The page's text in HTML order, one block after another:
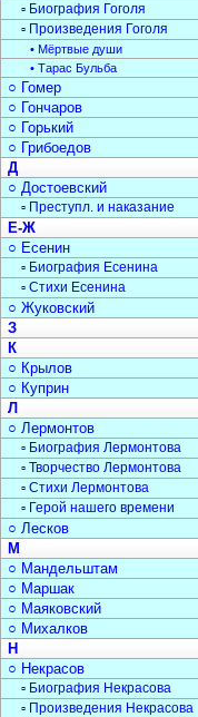
▫ Биография Гоголя
▫ Произведения Гоголя
• Мёртвые души
• Тарас Бульба
○ Гомер
○ Гончаров
○ Горький
○ Грибоедов
Д
○ Достоевский
▫ Преступл. и наказание
Е-Ж
○ Есенин
▫ Биография Есенина
▫ Стихи Есенина
○ Жуковский
З
К
○ Крылов
○ Куприн
Л
○ Лермонтов
▫ Биография Лермонтова
▫ Творчество Лермонтова
▫ Стихи Лермонтова
▫ Герой нашего времени
○ Лесков
М
○ Мандельштам
○ Маршак
○ Маяковский
○ Михалков
Н
○ Некрасов
▫ Биография Некрасова
▫ Произведения Некрасова